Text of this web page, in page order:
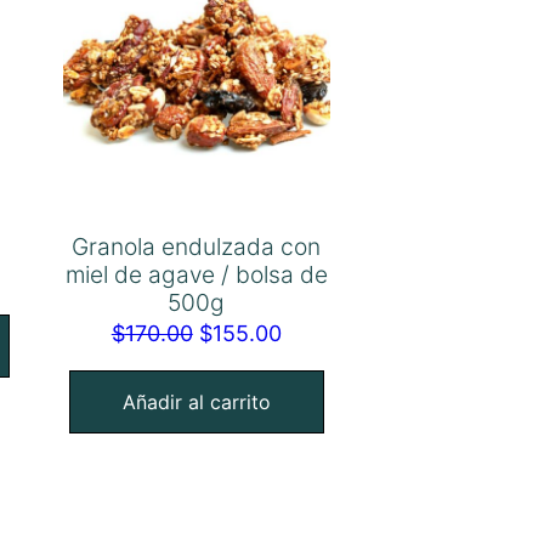
Granola endulzada con
miel de agave / bolsa de
500g
$170.00 $155.00
Añadir al carrito